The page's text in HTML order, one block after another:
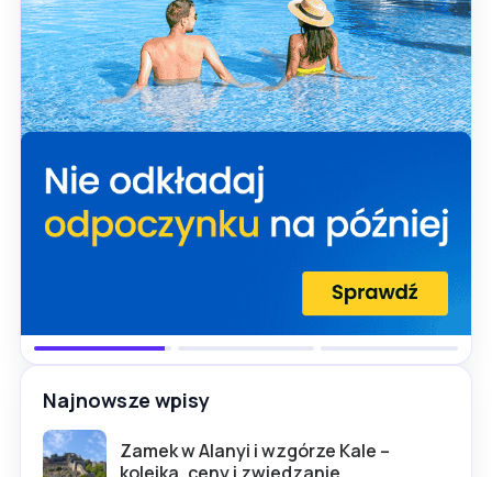
Najnowsze wpisy
Zamek w Alanyi i wzgórze Kale –